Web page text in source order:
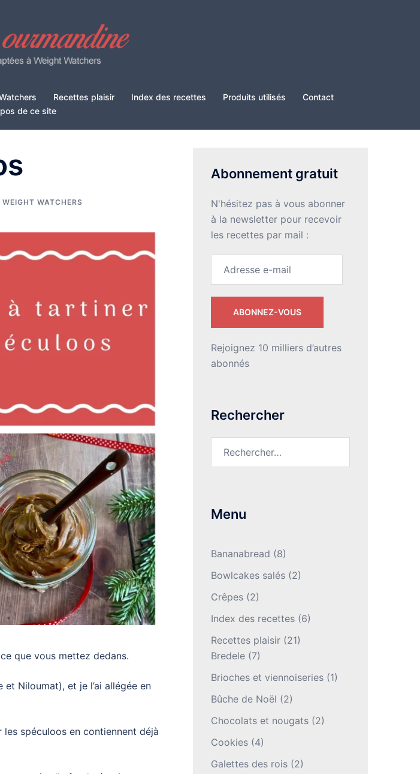
Recettes plaisir Index des recettes Produits utilisés
Contact
de ce site
WATCHERS
que vous mettez dedans.
Niloumat), et je l’ai allégée en
les spéculoos en contiennent déjà
Abonnement gratuit
N'hésitez pas à vous abonner
à la newsletter pour recevoir
les recettes par mail :
ABONNEZ-VOUS
Rejoignez 10 milliers d’autres
abonnés
Rechercher
Menu
Bananabread (8)
Bowlcakes salés(2)
Crêpes(2)
Index des recettes(6)
Recettes plaisir(21)
Bredele(7)
Brioches et viennoiseries(1)
Bûche de Noël (2)
Chocolats et nougats(2)
Cookies(4)
Galettes des rois(2)